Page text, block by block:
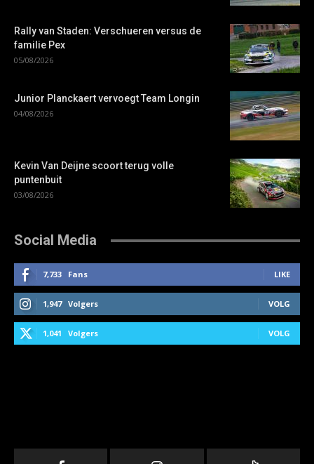
Rally van Staden: Verschueren versus de
familie Pex
05/08/2026
Junior Planckaert vervoegt Team Longin
04/08/2026
Kevin Van Deijne scoort terug volle
puntenbuit
03/08/2026
Social Media
7,733 Fans LIKE
1,947 Volgers VOLG
1,041 Volgers VOLG